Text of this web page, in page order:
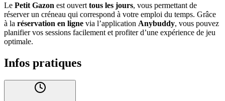
Le Petit Gazon est ouvert tous les jours, vous permettant de
réserver un créneau qui correspond à votre emploi du temps. Grâce
à la réservation en ligne via l’application Anybuddy, vous pouvez
planifier vos sessions facilement et profiter d’une expérience de jeu
optimale.
Infos pratiques